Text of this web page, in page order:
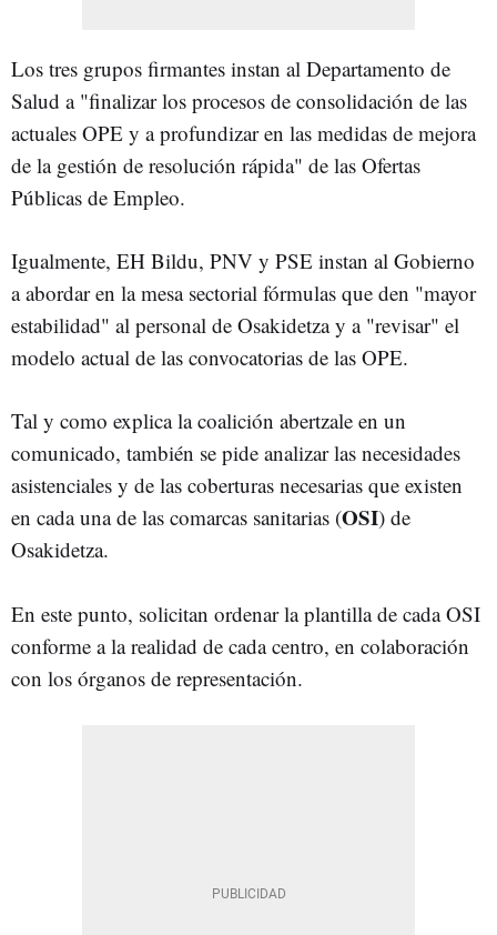
Los tres grupos firmantes instan al Departamento de
Salud a "finalizar los procesos de consolidación de las
actuales OPE y a profundizar en las medidas de mejora
de la gestión de resolución rápida" de las Ofertas
Públicas de Empleo.
Igualmente, EH Bildu, PNV y PSE instan al Gobierno
a abordar en la mesa sectorial fórmulas que den "mayor
estabilidad" al personal de Osakidetza y a "revisar" el
modelo actual de las convocatorias de las OPE.
Tal y como explica la coalición abertzale en un
comunicado, también se pide analizar las necesidades
asistenciales y de las coberturas necesarias que existen
en cada una de las comarcas sanitarias (OSI) de
Osakidetza.
En este punto, solicitan ordenar la plantilla de cada OSI
conforme a la realidad de cada centro, en colaboración
con los órganos de representación.